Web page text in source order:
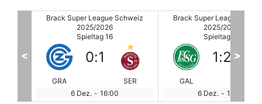
Brack Super League Schweiz
2025/2026
Spieltag 16
GAL
1:2
ZUR
6 Dez. - 18:30
Brack Super League
2025/2026
Spieltag 16
WIN
1:2
7 Dez. - 12:00
< >